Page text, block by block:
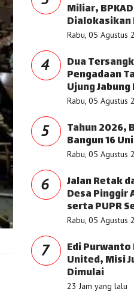
Miliar,
Dialokasikan
Rabu, 05 Agustus
4 Dua
Pengadaan
Ujung
Rabu, 05 Agustus
5 Tahun 2026,
Bangun 16
Rabu, 05 Agustus
6 Jalan Retak
Desa Pinggir
serta PUPR
Rabu, 05 Agustus
7 Edi
United, Misi
Dimulai
23 Jam yang lalu